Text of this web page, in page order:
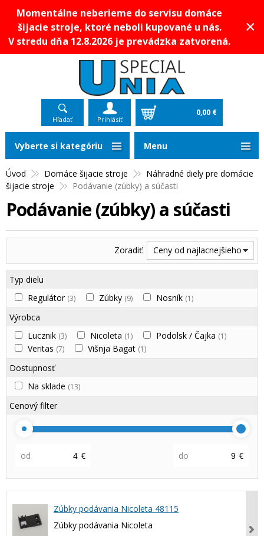
Momentálne neberieme do servisu domáce
šijacie stroje, ktoré neboli kupované u nás.
V stredu dňa 12.8.2026 je prevádzka zatvorená.
×
Hľadať Prihlásiť
0,00 €
Úvod Domáce šijacie stroje
Náhradné diely pre domácie
šijacie stroje
Podávanie (zúbky) a súčasti
Podávanie (zúbky) a súčasti
Zoradiť: Ceny od najlacnejšieho
Typ dielu
Regulátor (3) Zúbky (9) Nosník (1)
Výrobca
Lucznik (3) Nicoleta (1) Podolsk / Čajka (1)
Veritas (7) Višnja Bagat (1)
Dostupnosť
Na sklade (13)
Cenový filter
od € do €
Zúbky podávania Nicoleta 48115
Zúbky podávania Nicoleta
Vyberte si kategóriu Menu